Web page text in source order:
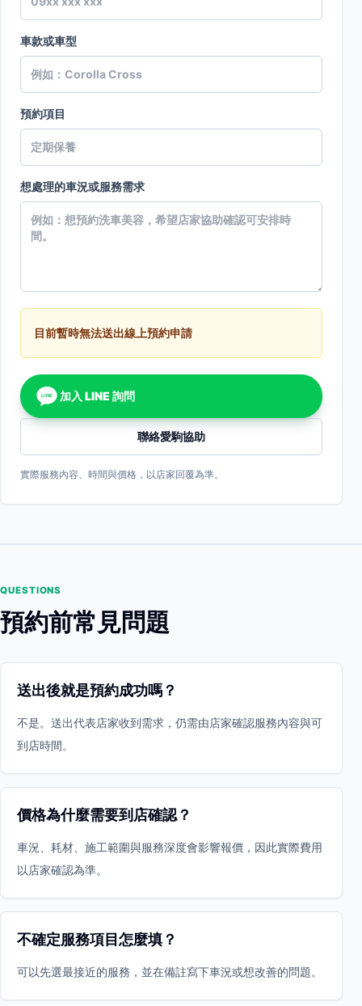
車款或車型
預約項目
想處理的車況或服務需求
目前暫時無法送出線上預約申請
LINE 加入 LINE 詢問
聯絡愛駒協助
實際服務內容、時間與價格，以店家回覆為準。
QUESTIONS
預約前常見問題
送出後就是預約成功嗎？
不是。送出代表店家收到需求，仍需由店家確認服務內容與可
到店時間。
價格為什麼需要到店確認？
車況、耗材、施工範圍與服務深度會影響報價，因此實際費用
以店家確認為準。
不確定服務項目怎麼填？
可以先選最接近的服務，並在備註寫下車況或想改善的問題。